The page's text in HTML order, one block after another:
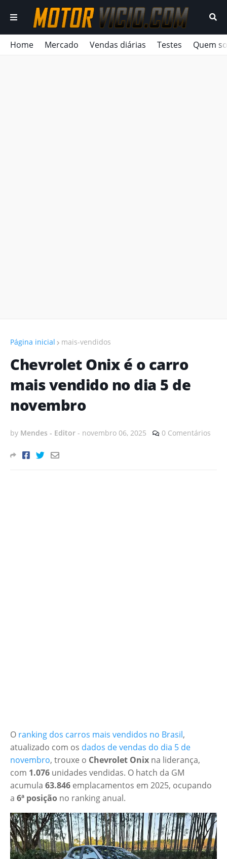
Home Mercado Vendas diárias Testes Quem
Página inicial mais-vendidos
Chevrolet Onix é o carro
mais vendido no dia 5 de
novembro
by Mendes - Editor - novembro 06, 2025 0 Comentários
O ranking dos carros mais vendidos no Brasil,
atualizado com os dados de vendas do dia 5 de
novembro, trouxe o Chevrolet Onix na liderança,
com 1.076 unidades vendidas. O hatch da GM
acumula 63.846 emplacamentos em 2025, ocupando
a 6ª posição no ranking anual.